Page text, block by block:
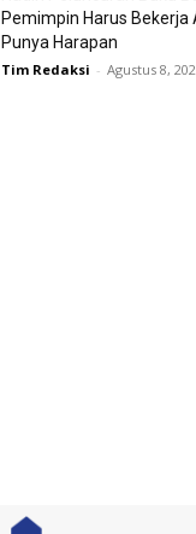
Pemimpin Harus Bekerja
Punya Harapan
Tim Redaksi - Agustus 8,